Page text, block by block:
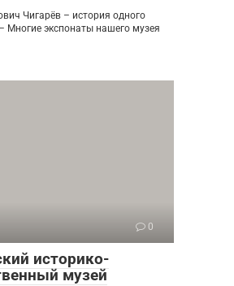
Чигарёв – история одного
Многие экспонаты нашего музея
0
историко-
музей